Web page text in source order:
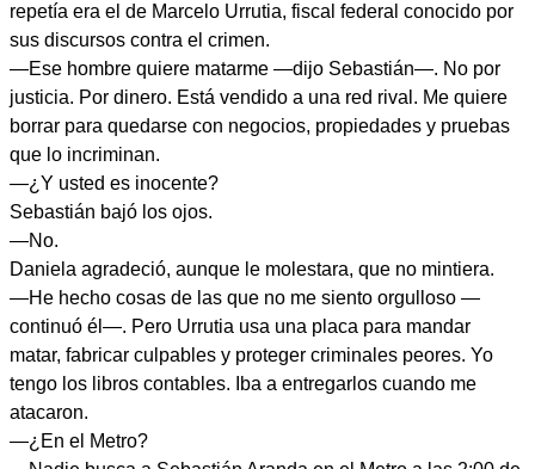
repetía era el de Marcelo Urrutia, fiscal federal conocido por
sus discursos contra el crimen.
—Ese hombre quiere matarme —dijo Sebastián—. No por
justicia. Por dinero. Está vendido a una red rival. Me quiere
borrar para quedarse con negocios, propiedades y pruebas
que lo incriminan.
—¿Y usted es inocente?
Sebastián bajó los ojos.
—No.
Daniela agradeció, aunque le molestara, que no mintiera.
—He hecho cosas de las que no me siento orgulloso —
continuó él—. Pero Urrutia usa una placa para mandar
matar, fabricar culpables y proteger criminales peores. Yo
tengo los libros contables. Iba a entregarlos cuando me
atacaron.
—¿En el Metro?